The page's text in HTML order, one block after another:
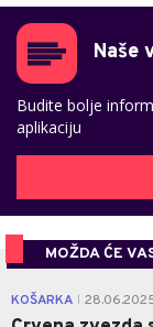
Naše
Budite bolje
aplikaciju
MOŽDA ĆE
KOŠARKA